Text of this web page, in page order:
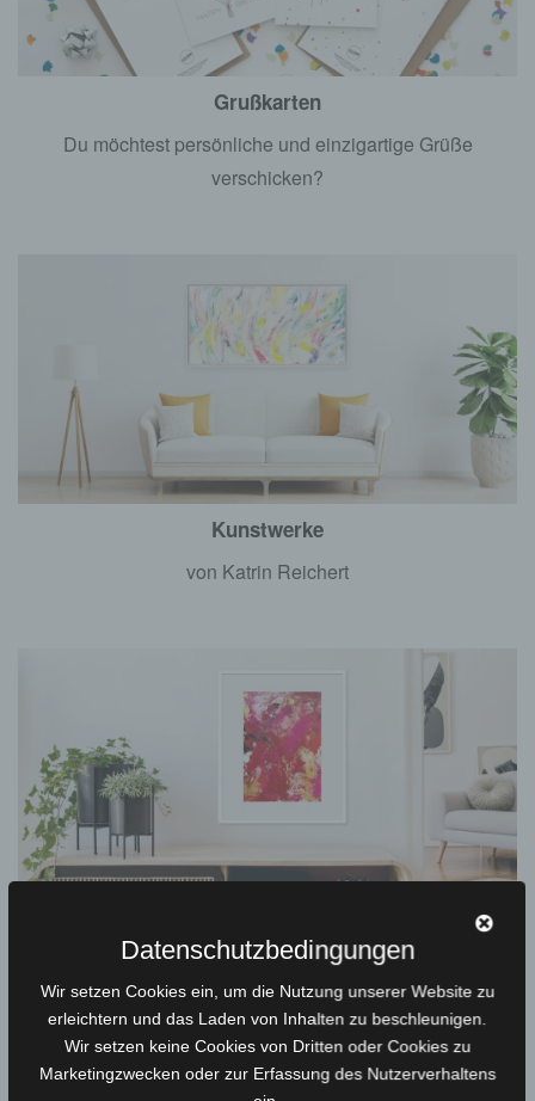
Grußkarten
Du möchtest persönliche und einzigartige Grüße
verschicken?
Kunstwerke
von Katrin Reichert
Limitierte Editionen
Datenschutzbedingungen
Wir setzen Cookies ein, um die Nutzung unserer Website zu
erleichtern und das Laden von Inhalten zu beschleunigen.
Wir setzen keine Cookies von Dritten oder Cookies zu
Marketingzwecken oder zur Erfassung des Nutzerverhaltens